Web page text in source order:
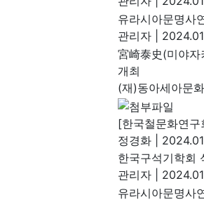
유라시아문명사
관리자
宮崎泰史(미야
개최
(재)동아세아문
[한국철문화연
정경화
한국구석기학회
관리자
유라시아문명사